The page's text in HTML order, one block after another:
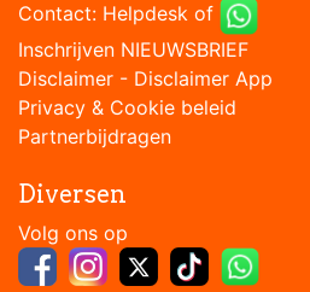
Contact: Helpdesk of
Inschrijven NIEUWSBRIEF
Disclaimer - Disclaimer App
Privacy & Cookie beleid
Partnerbijdragen
Diversen
Volg ons op